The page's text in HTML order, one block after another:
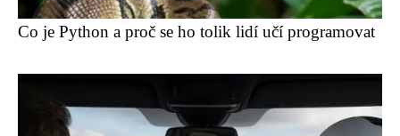
Co je Python a proč se ho tolik lidí učí programovat